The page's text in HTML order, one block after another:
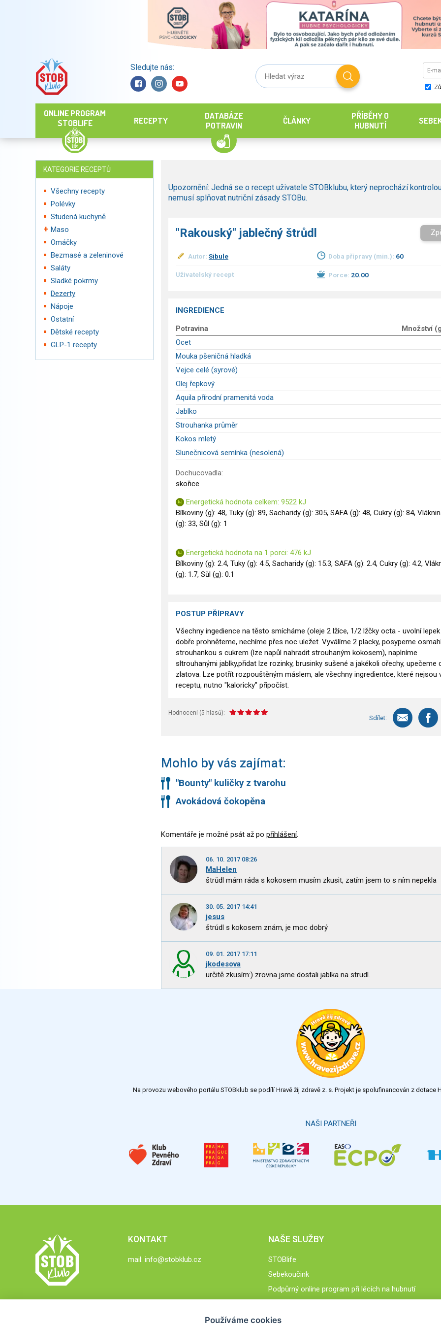
Sledujte nás:
ONLINE PROGRAM
STOBLIFE
RECEPTY
DATABÁZE
POTRAVIN
ČLÁNKY
PŘÍBĚHY O
HUBNUTÍ
KATEGORIE RECEPTŮ
Všechny recepty
Polévky
Studená kuchyně
Maso
Omáčky
Bezmasé a zeleninové
Saláty
Sladké pokrmy
Dezerty
Nápoje
Ostatní
Dětské recepty
GLP-1 recepty
Upozornění: Jedná se o recept uživatele STOBklubu, který neprochází
nemusí splňovat nutriční zásady STOBu.
"Rakouský" jablečný štrůdl
Autor: Sibule Doba přípravy (min.): 60
Uživatelský recept Porce: 20.00
INGREDIENCE
Potravina
Množství
Ocet
Mouka pšeničná hladká
Vejce celé (syrové)
Olej řepkový
Aquila přírodní pramenitá voda
Jablko
Strouhanka průměr
Kokos mletý
Slunečnicová semínka (nesolená)
Dochucovadla:
skořice
Energetická hodnota celkem: 9522 kJ
Bílkoviny (g): 48, Tuky (g): 89, Sacharidy (g): 305, SAFA (g): 48, Cukry (g): 84,
(g): 33, Sůl (g): 1
Energetická hodnota na 1 porci: 476 kJ
Bílkoviny (g): 2.4, Tuky (g): 4.5, Sacharidy (g): 15.3, SAFA (g): 2.4, Cukry (g): 4.2,
(g): 1.7, Sůl (g): 0.1
POSTUP PŘÍPRAVY
Všechny ingedience na těsto smícháme (oleje 2 lžíce, 1/2 lžčky octa - uvolní
dobře prohněteme, nechíme přes noc uležet. Vyválíme 2 placky, posypeme
strouhankou s cukrem (lze napůl nahradit strouhaným kokosem), naplníme
sltrouhanými jablky,přidat lze rozinky, brusinky sušené a jakékoli ořechy, upečeme
zlatova. Lze potřít rozpouštěným máslem, ale všechny ingredientce, které nejsou
receptu, nutno "kaloricky" připočíst.
Hodnocení (5 hlasů):
Sdílet:
Mohlo by vás zajímat:
"Bounty" kuličky z tvarohu
Avokádová čokopěna
Komentáře je možné psát až po přihlášení.
06. 10. 2017 08:26
MaHelen
štrůdl mám ráda s kokosem musím zkusit, zatím jsem to s ním nepekla
30. 05. 2017 14:41
jesus
štrúdl s kokosem znám, je moc dobrý
09. 01. 2017 17:11
jkodesova
určitě zkusím:) zrovna jsme dostali jablka na strudl.
Na provozu webového portálu STOBklub se podílí Hravě žij zdravě z. s. Projekt je spolufinancován z dotace
NAŠI PARTNEŘI
KONTAKT
mail: info@stobklub.cz
NAŠE SLUŽBY
STOBlife
Sebekoučink
Podpůrný online program při lécích na hubnutí
Používáme cookies